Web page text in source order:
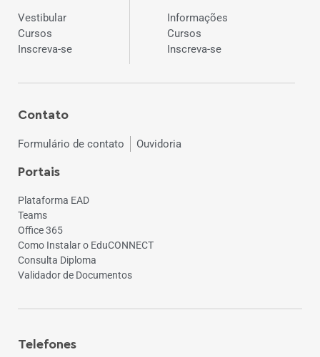
Vestibular
Cursos
Inscreva-se
Informações
Cursos
Inscreva-se
Contato
Formulário de contato Ouvidoria
Portais
Plataforma EAD
Teams
Office 365
Como Instalar o EduCONNECT
Consulta Diploma
Validador de Documentos
Telefones